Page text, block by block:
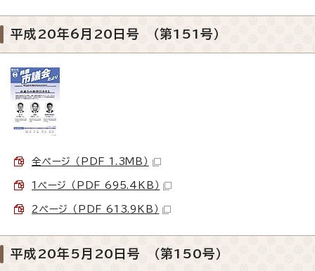
平成20年6月20日号 （第151号）
全ページ （PDF 1.3MB）
1ページ （PDF 695.4KB）
2ページ （PDF 613.9KB）
平成20年5月20日号 （第150号）